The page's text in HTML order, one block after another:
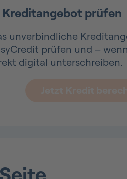
Kreditangebot prüfen
unverbindliche
prüfen und –
digital unterschreiben.